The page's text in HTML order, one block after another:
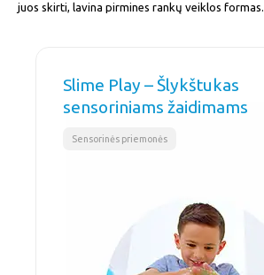
juos skirti, lavina pirmines rankų veiklos formas.
Slime Play – Šlykštukas
sensoriniams žaidimams
Sensorinės priemonės